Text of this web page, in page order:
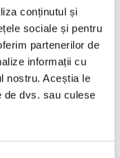
conținutul și
sociale și pentru
partenerilor de
informații cu
nostru. Aceștia le
de dvs. sau culese
efectuate de Banca
de procesare a
cum este prevăzut
INDUSTRIEI TALE?